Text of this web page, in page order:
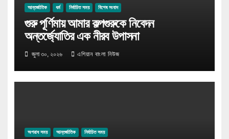
আন্তর্জাতিক ধর্ম নির্বাচিত সময় বিশেষ সংবাদ
গুরু পূর্ণিমায় আমার কল্পগুরুকে নিবেদন
অন্তর্জ্যোতির এক নীরব উপাসনা
জুলা ৩০, ২০২৬ এশিয়ান বাংলা নিউজ
অপরাধ সময় আন্তর্জাতিক নির্বাচিত সময়